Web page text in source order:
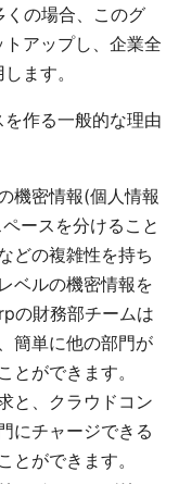
の場合、このグ
アップし、企業全
ます。
作る一般的な理由
機密情報(個人情報
ースを分けること
どの複雑性を持ち
ベルの機密情報を
の財務部チームは
簡単に他の部門が
とができます。
と、クラウドコン
にチャージできる
とができます。